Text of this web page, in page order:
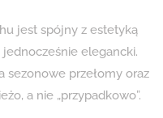
jest spójny z estetyką
elegancki.
sezonowe przełomy oraz
a nie „przypadkowo”.